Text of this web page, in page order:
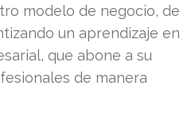
modelo de negocio, de
un aprendizaje en
que abone a su
de manera